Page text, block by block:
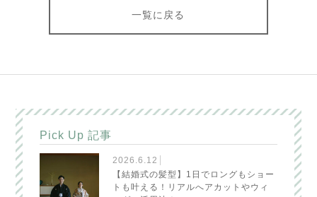
一覧に戻る
Pick Up 記事
2026.6.12
【結婚式の髪型】1日でロングもショー
トも叶える！リアルへアカットやウィ